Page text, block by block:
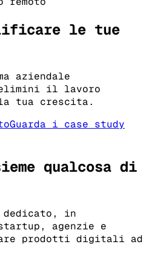
le tue
aziendale
elimini il lavoro
tua crescita.
Guarda i case study
qualcosa di
dedicato, in
agenzie e
prodotti digitali ad